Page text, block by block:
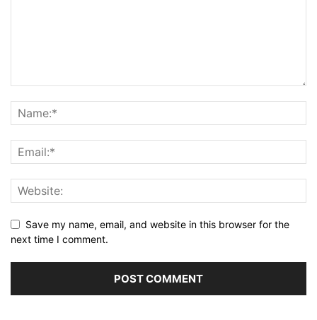
Save my name, email, and website in this browser for the
next time I comment.